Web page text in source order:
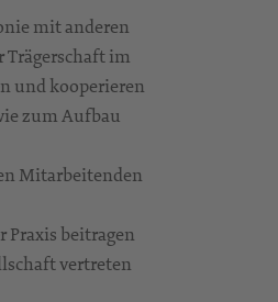
mit anderen
im
und kooperieren
zum Aufbau
Mitarbeitenden
beitragen
vertreten